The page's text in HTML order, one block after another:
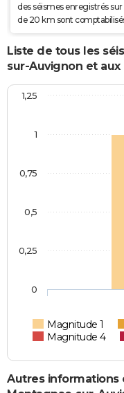
des séismes enregistrés
de 20 km sont
Liste de tous les
sur-Auvignon et
Magnitude 1
Magnitude 4
0
0,25
0,5
0,75
1
1,25
Autres informations